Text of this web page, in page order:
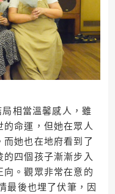
局相當溫馨感人，雖
命運，但她在眾人
她也在地府看到了
四個孩子漸漸步入
。觀眾非常在意的
最後也埋了伏筆，因